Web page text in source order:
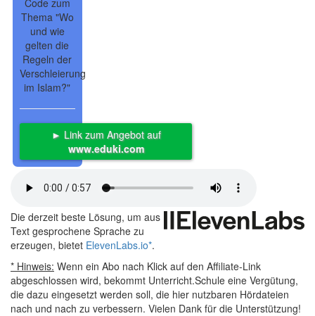
Thema "Wo
und wie
gelten die
Regeln der
Verschleierung
im Islam?"
► Link zum Angebot auf
www.eduki.com
Die derzeit beste Lösung, um aus
Text gesprochene Sprache zu
erzeugen, bietet ElevenLabs.io*.
* Hinweis: Wenn ein Abo nach Klick auf den Affiliate-Link
abgeschlossen wird, bekommt Unterricht.Schule eine Vergütung,
die dazu eingesetzt werden soll, die hier nutzbaren Hördateien
nach und nach zu verbessern. Vielen Dank für die Unterstützung!